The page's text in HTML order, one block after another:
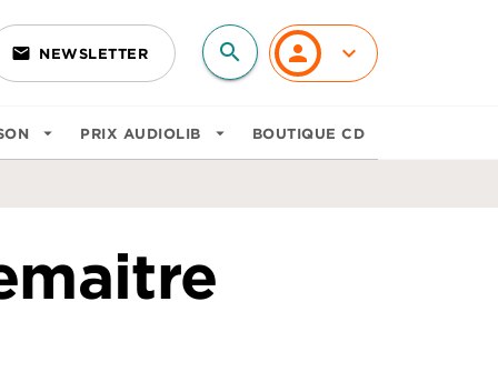
email NEWSLETTER search personn keyboard_arrow_down
arrow_drop_down PRIX AUDIOLIB arrow_drop_down BOUTIQUE CD